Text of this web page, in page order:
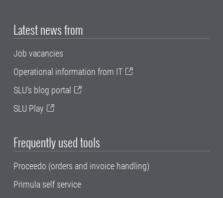
Latest news from
Job vacancies
Operational information from IT
SLU's blog portal
SLU Play
Frequently used tools
Proceedo (orders and invoice handling)
Primula self service